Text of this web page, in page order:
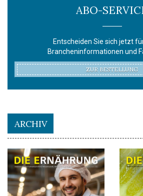
ABO-
Entscheiden Sie sich jetzt
Brancheninformationen und
ZUR BESTELLUNG
ARCHIV